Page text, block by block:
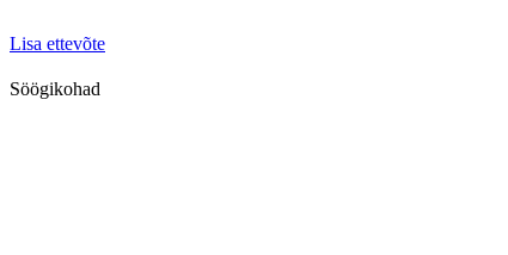
Lisa ettevõte
Söögikohad